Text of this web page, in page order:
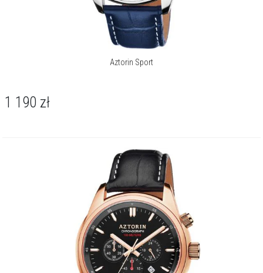
Aztorin Sport
1 190 zł